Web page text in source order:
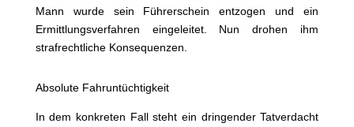
Mann wurde sein Führerschein entzogen und ein
Ermittlungsverfahren eingeleitet. Nun drohen ihm
strafrechtliche Konsequenzen.
Absolute Fahruntüchtigkeit
In dem konkreten Fall steht ein dringender Tatverdacht